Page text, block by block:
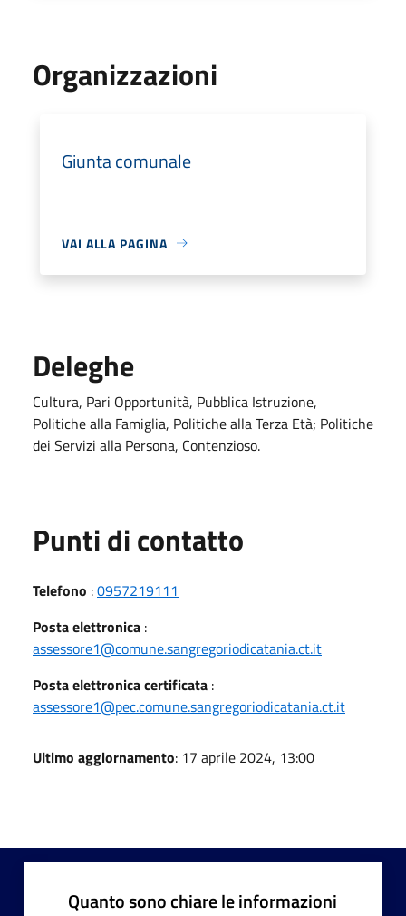
Organizzazioni
Giunta comunale
VAI ALLA PAGINA
Deleghe
Cultura, Pari Opportunità, Pubblica Istruzione,
Politiche alla Famiglia, Politiche alla Terza Età; Politiche
dei Servizi alla Persona, Contenzioso.
Punti di contatto
Telefono :0957219111
Posta elettronica :
assessore1@comune.sangregoriodicatania.ct.it
Posta elettronica certificata :
assessore1@pec.comune.sangregoriodicatania.ct.it
Ultimo aggiornamento: 17 aprile 2024, 13:00
Quanto sono chiare le informazioni